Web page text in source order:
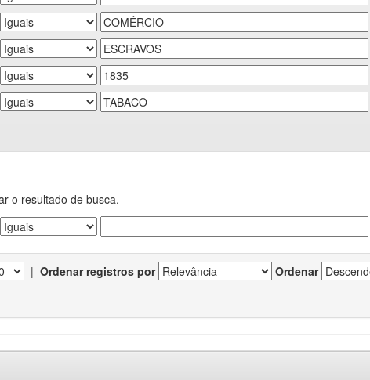
o resultado de busca.
| Ordenar registros por Ordenar